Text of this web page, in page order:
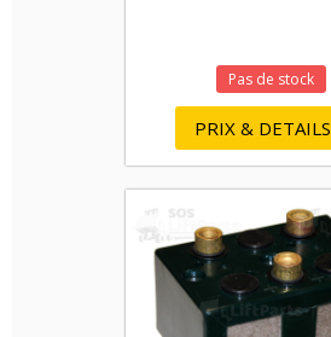
Pas de stock
PRIX & DETAILS